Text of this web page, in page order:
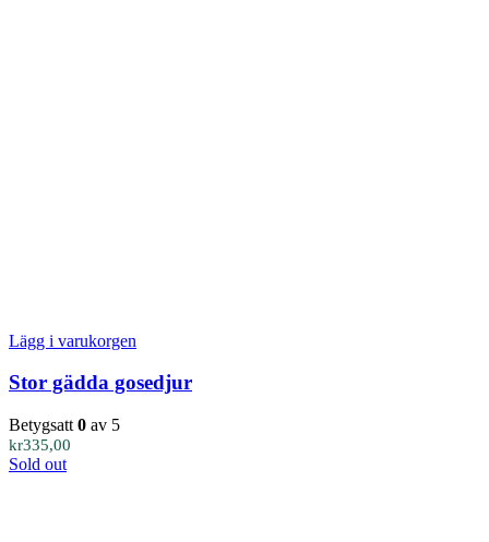
Lägg i varukorgen
Stor gädda gosedjur
Betygsatt 0 av 5
kr335,00
Sold out